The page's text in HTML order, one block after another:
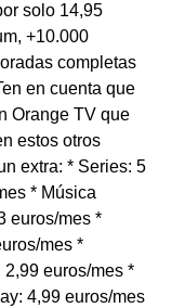
solo 14,95
+10.000
completas
en cuenta que
Orange TV que
estos otros
extra: * Series: 5
* Música
euros/mes *
mes *
euros/mes *
4,99 euros/mes